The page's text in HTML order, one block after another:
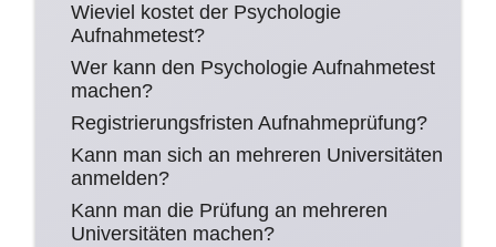
Wieviel kostet der Psychologie
Aufnahmetest?
Wer kann den Psychologie Aufnahmetest
machen?
Registrierungsfristen Aufnahmeprüfung?
Kann man sich an mehreren Universitäten
anmelden?
Kann man die Prüfung an mehreren
Universitäten machen?